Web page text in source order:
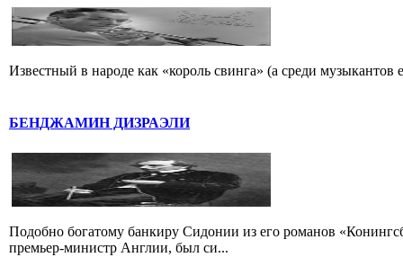
Известный в народе как «король свинга» (а среди
БЕНДЖАМИН ДИЗРАЭЛИ
Подобно богатому банкиру Сидонии из его романов
премьер-министр Англии, был си...